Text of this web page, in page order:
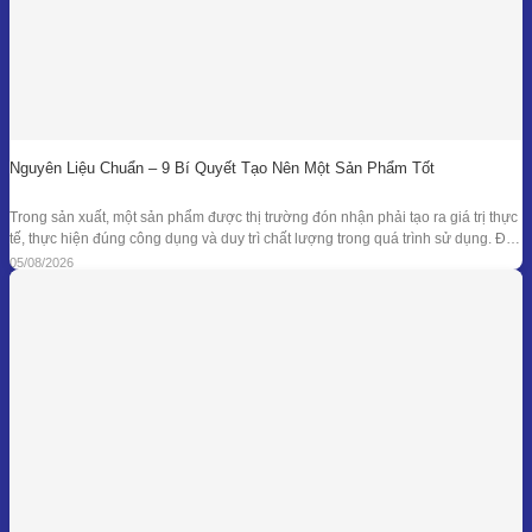
Nguyên Liệu Chuẩn – 9 Bí Quyết Tạo Nên Một Sản Phẩm Tốt
Trong sản xuất, một sản phẩm được thị trường đón nhận phải tạo ra giá trị thực
tế, thực hiện đúng công dụng và duy trì chất lượng trong quá trình sử dụng. Để
đạt được kết quả đó, doanh nghiệp cần kiểm soát đồng bộ từ mục tiêu nghiên
cứu, nguyên liệu, công thức
05/08/2026